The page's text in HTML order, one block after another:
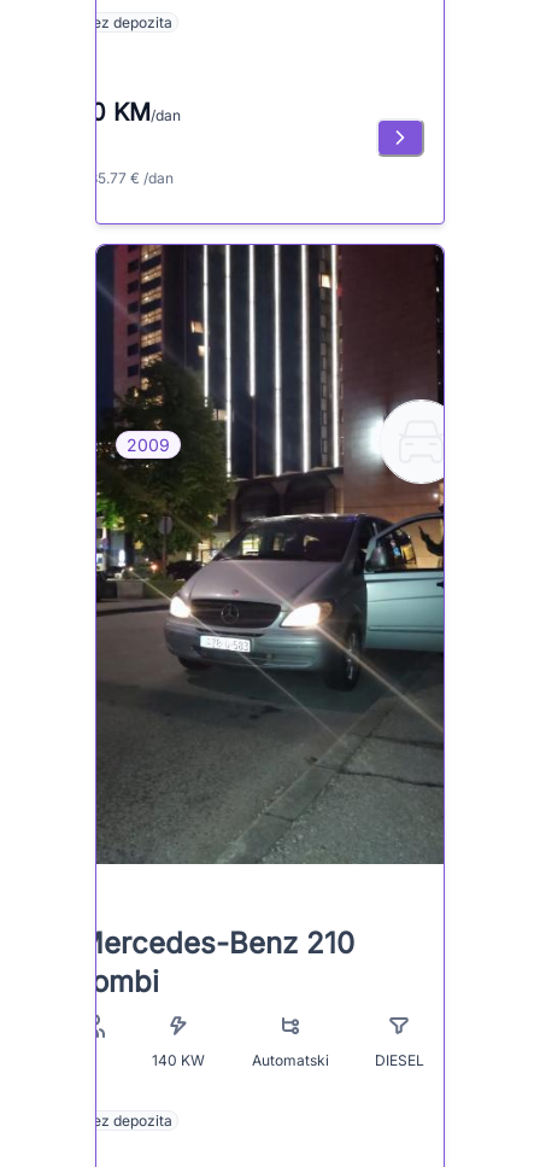
Bez depozita
70 KM/dan
≈ 35.77 € /dan
2009
Mercedes-Benz 210
kombi
140 KW Automatski DIESEL
Bez depozita